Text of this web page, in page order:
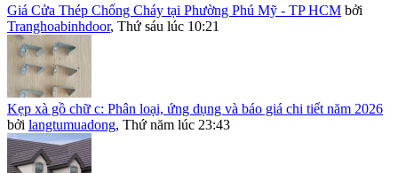
Giá Cửa Thép Chống Cháy tại Phường Phú Mỹ - TP HCM bởi
Tranghoabinhdoor, Thứ sáu lúc 10:21
Kẹp xà gồ chữ c: Phân loại, ứng dụng và báo giá chi tiết năm 2026
bởi langtumuadong, Thứ năm lúc 23:43